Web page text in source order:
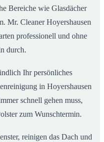
Bereiche wie Glasdächer
Mr. Cleaner Hoyershausen
professionell und ohne
durch.
Ihr persönliches
in Hoyershausen
schnell gehen muss,
zum Wunschtermin.
reinigen das Dach und